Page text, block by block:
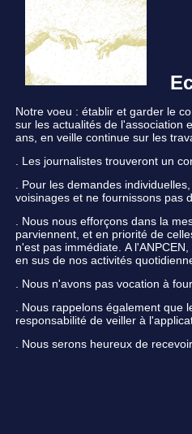
Notre voeu : établir et garder le
sur les actualités de l'association
ans, en veille continue sur les
. Les journalistes trouveront un
. Pour les demandes
voisinages et ne fournissons pas
Nous nous efforçons dans la
parviennent, et en priorité de
n'est pas immédiate. A
en sus de nos activités
. Nous n'avons pas vocation à
. Nous rappelons également
responsabilité de veiller à
. Nous serons heureux de